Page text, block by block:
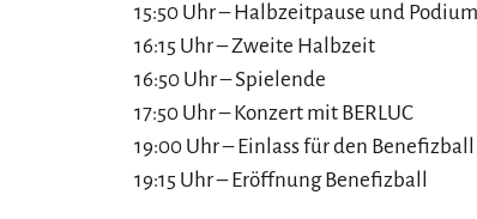
15:50 Uhr – Halbzeitpause und
16:15 Uhr – Zweite Halbzeit
16:50 Uhr – Spielende
17:50 Uhr – Konzert mit BERLUC
19:00 Uhr – Einlass für den
19:15 Uhr – Eröffnung Benefizball